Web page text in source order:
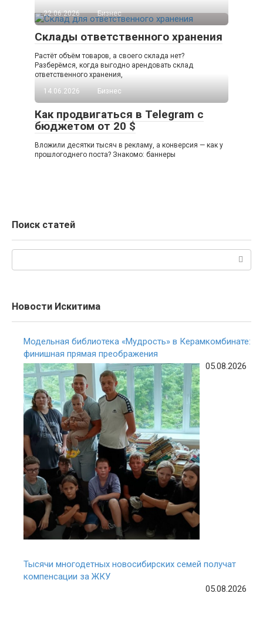
22.06.2026 Бизнес
Склады ответственного хранения
Растёт объём товаров, а своего склада нет?
Разберёмся, когда выгодно арендовать склад
ответственного хранения,
14.06.2026
Бизнес
Как продвигаться в Telegram с
бюджетом от 20 $
Вложили десятки тысяч в рекламу, а конверсия — как у
прошлогоднего поста? Знакомо: баннеры
Поиск статей
Новости Искитима
Модельная библиотека «Мудрость» в Керамкомбинате:
финишная прямая преображения
05.08.2026
Тысячи многодетных новосибирских семей получат
компенсации за ЖКУ
05.08.2026